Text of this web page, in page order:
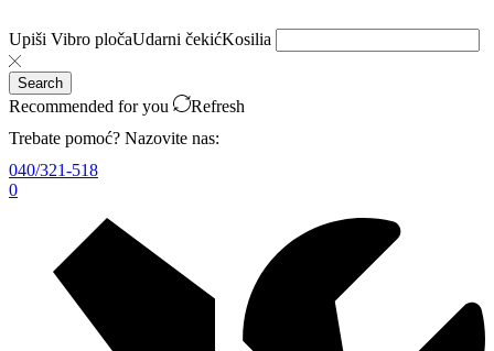
Upiši Vibro pločaUdarni čekićKosilia
Search
Recommended for you
Refresh
Trebate pomoć? Nazovite nas:
040/321-518
0